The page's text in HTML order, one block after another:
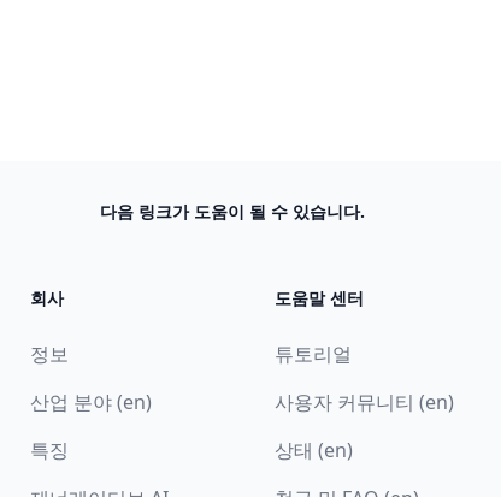
다음 링크가 도움이 될 수 있습니다.
회사
정보
산업 분야 (en)
특징
도움말 센터
튜토리얼
사용자 커뮤니티 (en)
상태 (en)